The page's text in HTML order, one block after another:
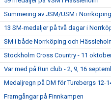
Summering av JSM/USM i Norrköping
13 SM-medaljer på två dagar i
SM i både Norrköping och
Stockholm Cross Country - 11
Var med på Run club - 2, 9, 16
Medaljregn på DM för Turebergs 12-
Framgångar på Finnkampen